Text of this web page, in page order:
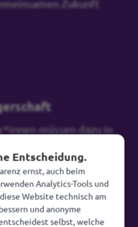
Zukunft
müssen dazu in
selbstständig über
die Politik zu nehmen
Rechte auszuüben.
Entscheidung.
ernst, auch beim
Analytics-Tools und
Website technisch am
und anonyme
selbst, welche